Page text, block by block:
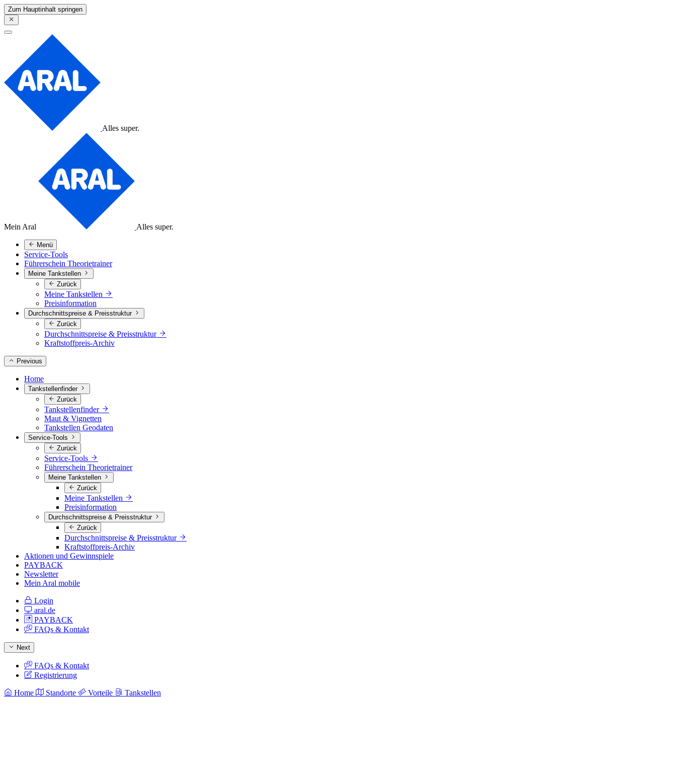
Zum Hauptinhalt springen
Alles super.
Mein Aral Alles super.
Menü
Service-Tools
Führerschein Theorietrainer
Meine Tankstellen
Zurück
Meine Tankstellen
Preisinformation
Durchschnittspreise & Preisstruktur
Zurück
Durchschnittspreise & Preisstruktur
Kraftstoffpreis-Archiv
Previous
Home
Tankstellenfinder
Zurück
Tankstellenfinder
Maut & Vignetten
Tankstellen Geodaten
Service-Tools
Zurück
Service-Tools
Führerschein Theorietrainer
Meine Tankstellen
Zurück
Meine Tankstellen
Preisinformation
Durchschnittspreise & Preisstruktur
Zurück
Durchschnittspreise & Preisstruktur
Kraftstoffpreis-Archiv
Aktionen und Gewinnspiele
PAYBACK
Newsletter
Mein Aral mobile
Login
aral.de
PAYBACK
FAQs & Kontakt
Next
FAQs & Kontakt
Registrierung
Home Standorte Vorteile Tankstellen